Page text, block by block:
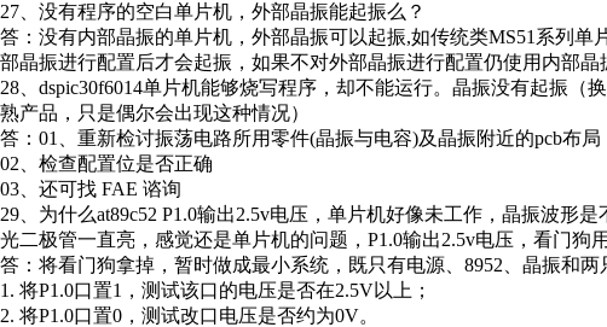
27、没有程序的空白单片机，外部晶振能起振么？
答：没有内部晶振的单片机，外部晶振可以起振,如传统类MS51系列
部晶振进行配置后才会起振，如果不对外部晶振进行配置仍使用内部晶
28、dspic30f6014单片机能够烧写程序，却不能运行。晶振没有起振
熟产品，只是偶尔会出现这种情况）
答：01、重新检讨振荡电路所用零件(晶振与电容)及晶振附近的pcb布局
02、检查配置位是否正确
03、还可找 FAE 谘询
29、为什么at89c52 P1.0输出2.5v电压，单片机好像未工作，晶振波形
光二极管一直亮，感觉还是单片机的问题，P1.0输出2.5v电压，看门狗
答：将看门狗拿掉，暂时做成最小系统，既只有电源、8952、晶振和两
1. 将P1.0口置1，测试该口的电压是否在2.5V以上；
2. 将P1.0口置0，测试改口电压是否约为0V。